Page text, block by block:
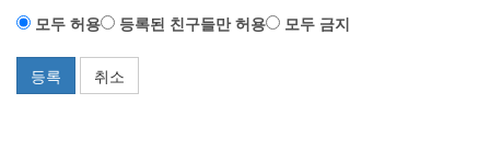
모두 허용
등록된 친구들만 허용 모두 금지
등록 취소